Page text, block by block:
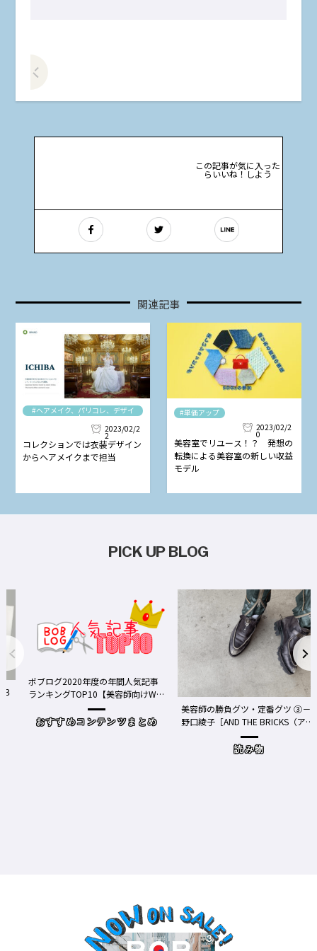
この記事が気に入った
らいいね！しよう
関連記事
#ヘアメイク、パリコレ、デザイ
ナー
2023/02/2
2
コレクションでは衣装デザイン
からヘアメイクまで担当
#単価アップ
2023/02/2
0
美容室でリユース！？ 発想の
転換による美容室の新しい収益
モデル
PICK UP BLOG
2020年度の年間人気記事
グTOP10【美容師向けWe
めコンテンツまとめ
美容師の勝負グツ・定番グツ ③－
野口綾子［AND THE BRICKS（アン
ドザブリックス）／神奈川県鎌倉